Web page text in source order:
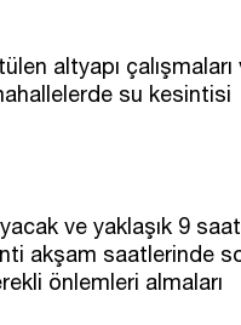
altyapı çalışmaları
su kesintisi
ve yaklaşık 9 saat
akşam saatlerinde
önlemleri almaları